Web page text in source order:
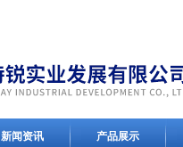
新闻资讯 产品展示